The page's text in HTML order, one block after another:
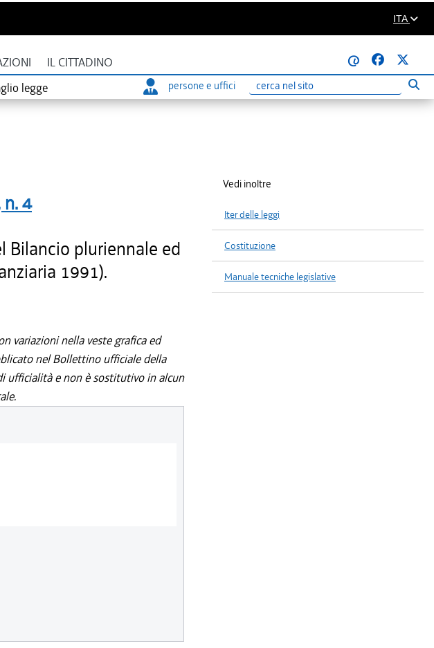
ITA
IL CITTADINO
@
legge persone e uffici
Ricerca
n.4
Bilancio pluriennale ed
1991).
variazioni nella veste grafica ed
nel Bollettino ufficiale della
ufficialità e non è sostitutivo in alcun
Vedi inoltre
Iter delle leggi
Costituzione
Manuale tecniche legislative